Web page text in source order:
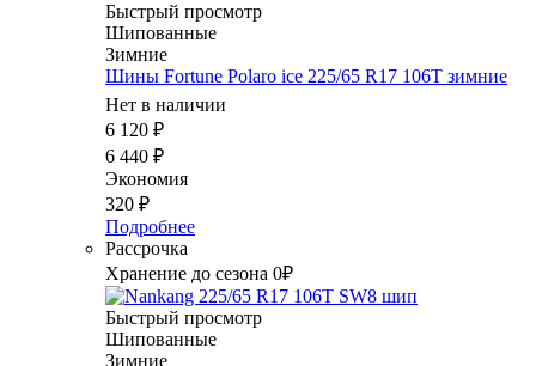
Быстрый просмотр
Шипованные
Зимние
Шины Fortune Polaro ice 225/65 R17 106T зимние
Нет в наличии
6 120 ₽
6 440 ₽
Экономия
320 ₽
Подробнее
Рассрочка
Хранение до сезона 0₽
Быстрый просмотр
Шипованные
Зимние